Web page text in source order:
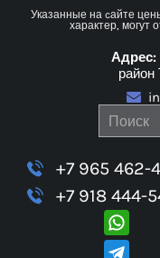
Указанные на cайте
характер, могут
Адрес:
район
+7 965 462-
+7 918 444-